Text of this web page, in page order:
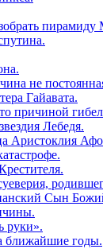
пирамиду
не
Гайавата.
причиной
Лебедя.
Аристоклия
Сын
руки».
ближайшие годы.